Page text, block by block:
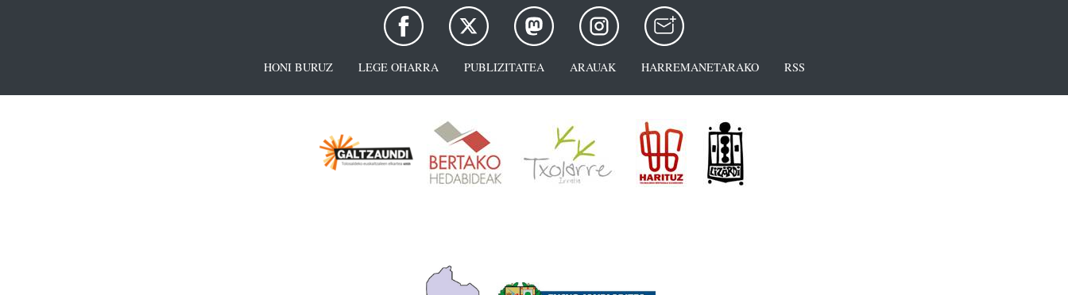
HONI BURUZ LEGE OHARRA PUBLIZITATEA ARAUAK HARREMANETARAKO RSS